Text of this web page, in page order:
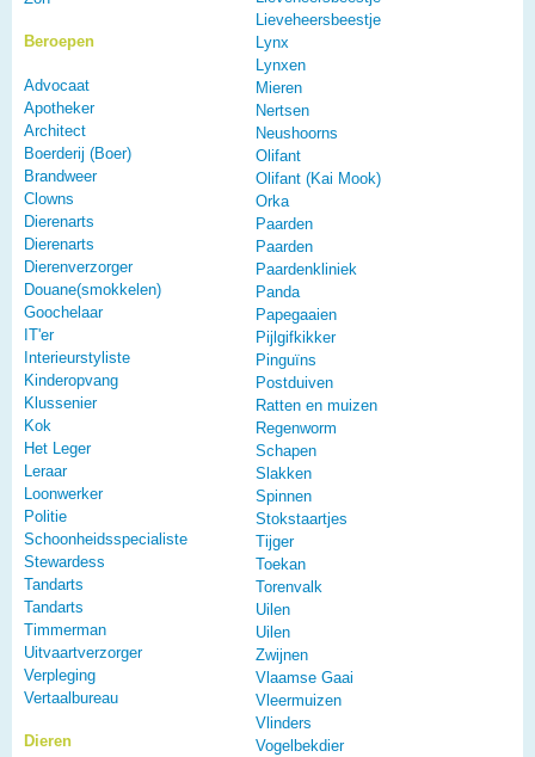
Beroepen
Advocaat
Apotheker
Architect
Boerderij (Boer)
Brandweer
Clowns
Dierenarts
Dierenarts
Dierenverzorger
Douane(smokkelen)
Goochelaar
IT'er
Interieurstyliste
Kinderopvang
Klussenier
Kok
Het Leger
Leraar
Loonwerker
Politie
Schoonheidsspecialiste
Stewardess
Tandarts
Tandarts
Timmerman
Uitvaartverzorger
Verpleging
Vertaalbureau
Dieren
Lieveheersbeestje
Lynx
Lynxen
Mieren
Nertsen
Neushoorns
Olifant
Olifant (Kai Mook)
Orka
Paarden
Paarden
Paardenkliniek
Panda
Papegaaien
Pijlgifkikker
Pinguïns
Postduiven
Ratten en muizen
Regenworm
Schapen
Slakken
Spinnen
Stokstaartjes
Tijger
Toekan
Torenvalk
Uilen
Uilen
Zwijnen
Vlaamse Gaai
Vleermuizen
Vlinders
Vogelbekdier